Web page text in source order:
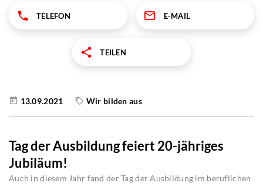
TELEFON E-MAIL
TEILEN
13.09.2021 Wir bilden aus
Tag der Ausbildung feiert 20-jähriges
Jubiläum!
Auch in diesem Jahr fand der Tag der Ausbildung im beruflichen